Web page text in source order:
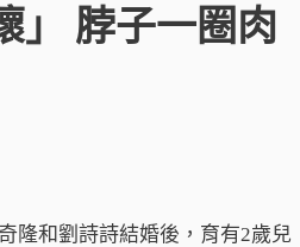
」 脖子一圈肉
隆和劉詩詩結婚後，育有2歲兒